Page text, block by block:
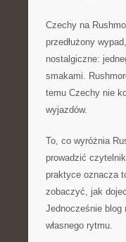
Czechy na
przedłużony
nostalgiczne:
smakami.
temu Czechy nie
wyjazdów.
To, co wyróżnia
prowadzić
praktyce oznacza
zobaczyć, jak
Jednocześnie blog
własnego rytmu.